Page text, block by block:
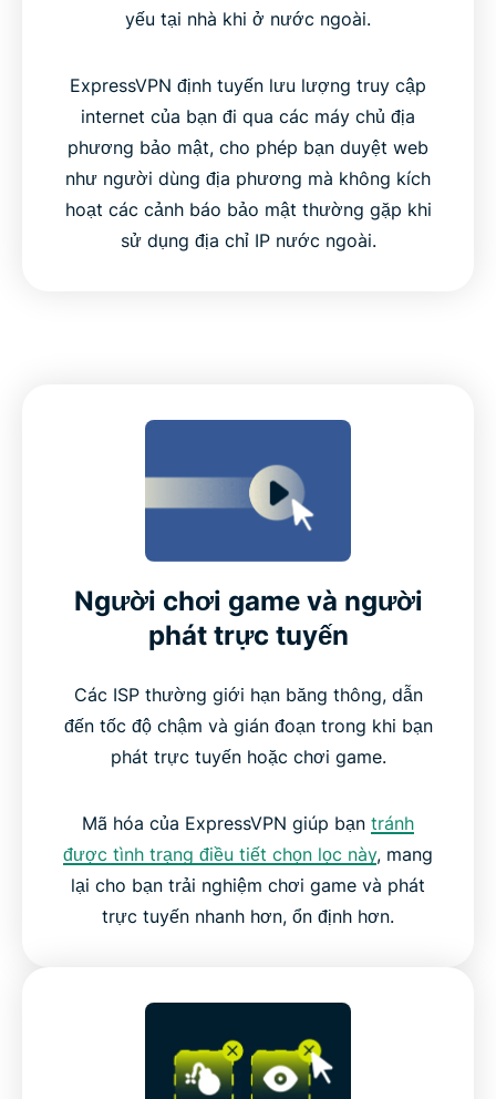
yếu tại nhà khi ở nước ngoài.
ExpressVPN định tuyến lưu lượng truy cập
internet của bạn đi qua các máy chủ địa
phương bảo mật, cho phép bạn duyệt web
như người dùng địa phương mà không kích
hoạt các cảnh báo bảo mật thường gặp khi
sử dụng địa chỉ IP nước ngoài.
Người chơi game và người
phát trực tuyến
Các ISP thường giới hạn băng thông, dẫn
đến tốc độ chậm và gián đoạn trong khi bạn
phát trực tuyến hoặc chơi game.
Mã hóa của ExpressVPN giúp bạn tránh
được tình trạng điều tiết chọn lọc này, mang
lại cho bạn trải nghiệm chơi game và phát
trực tuyến nhanh hơn, ổn định hơn.